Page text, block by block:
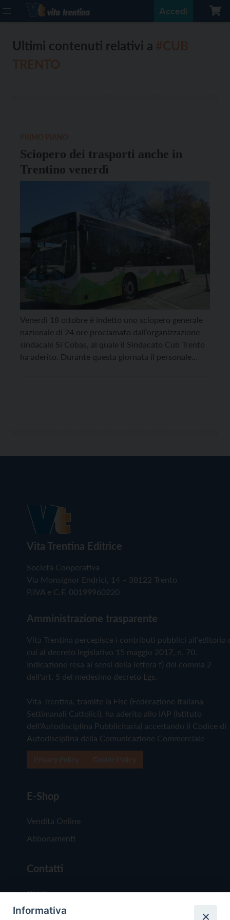
Accedi
Ultimi contenuti relativi a
Sciopero dei trasporti anche in
Trentino venerdì
Venerdì 18 ottobre è indetto uno sciopero generale
nazionale di 24 ore proclamato dall’organizzazione
sindacale Si Cobas, al quale il Sindacato Cub Trento
ha aderito. Durante questa giornata il personale
Vita Trentina Editrice
Società Cooperativa
Via Monsignor Endrici, 14 – 38122 Trento
P.IVA e C.F. 00199960220
Amministrazione trasparente
Vita Trentina percepisce i contributi pubblici all'editoria
cui al decreto legislativo 15 maggio 2017, n. 70.
Indicazione resa ai sensi della lettera f) del comma 2
dell'art. 5 del medesimo decreto Lgs.
Vita Trentina, tramite la Fisc (Federazione Italiana
Settimanali Cattolici), ha aderito allo IAP (Istituto
dell'Autodisciplina Pubblicitaria) accettando il Codice di
Autodisciplina della Comunicazione Commerciale
E-Shop
Vendita Online
Abbonamenti
Contatti
Chi Siamo
Redazione
Informativa